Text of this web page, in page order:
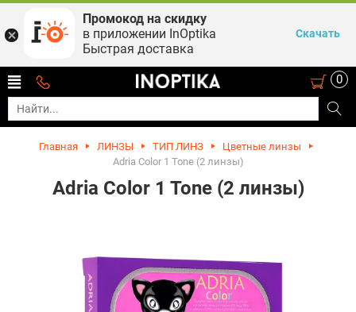
0
Главная ЛИНЗЫ ТИП ЛИНЗ
Цветные линзы
Adria Color 1 Tone (2 линзы)
Adria Color 1 Tone (2 линзы)
Промокод на скидку
в приложении InOptika
Быстрая доставка
Скачать